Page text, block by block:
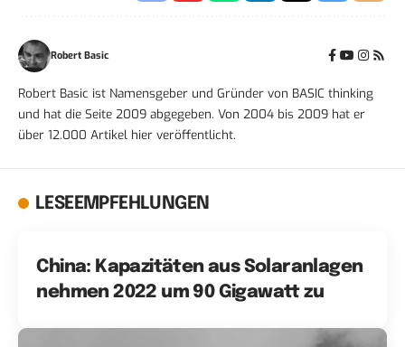
Robert Basic
Robert Basic ist Namensgeber und Gründer von BASIC thinking
und hat die Seite 2009 abgegeben. Von 2004 bis 2009 hat er
über 12.000 Artikel hier veröffentlicht.
LESEEMPFEHLUNGEN
China: Kapazitäten aus Solaranlagen
nehmen 2022 um 90 Gigawatt zu